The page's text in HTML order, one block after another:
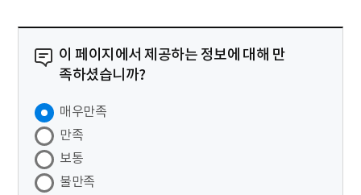
이 페이지에서 제공하는 정보에 대해 만
족하셨습니까?
매우만족
만족
보통
불만족